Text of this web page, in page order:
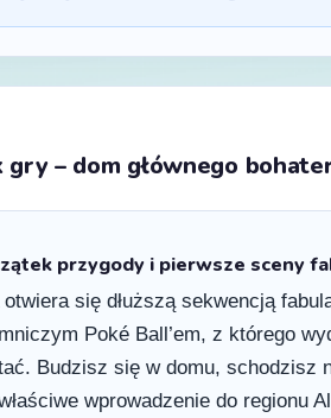
gry – dom głównego
przygody i pierwsze sceny
otwiera się dłuższą sekwencją
Poké Ball’em, z którego
Budzisz się w domu, schodzisz
wprowadzenie do regionu